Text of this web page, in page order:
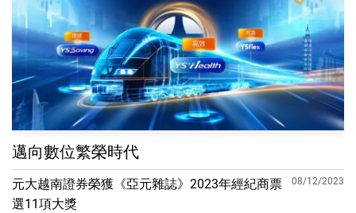
邁向數位繁榮時代
元大越南證券榮獲《亞元雜誌》2023年經紀商票
選11項大獎
08/12/2023